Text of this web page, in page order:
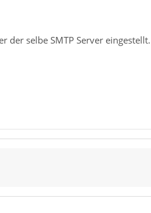
der selbe SMTP Server